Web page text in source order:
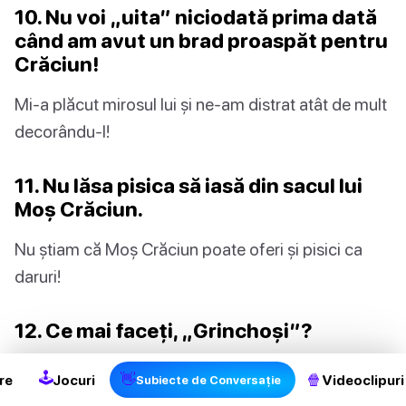
10. Nu voi „uita” niciodată prima dată
când am avut un brad proaspăt pentru
Crăciun!
Mi-a plăcut mirosul lui și ne-am distrat atât de mult
decorându-l!
11. Nu lăsa pisica să iasă din sacul lui
Moș Crăciun.
Nu știam că Moș Crăciun poate oferi și pisici ca
daruri!
12. Ce mai faceți, „Grinchoși”?
Nu fiți așa de posomorâți! Încercați să lăsați spiritul
Crăciunului să intre! Veți realiza că Crăciunul nu e
🕹Jocuri 👋Subiecte de Conversație 🍿 Videoclipuri